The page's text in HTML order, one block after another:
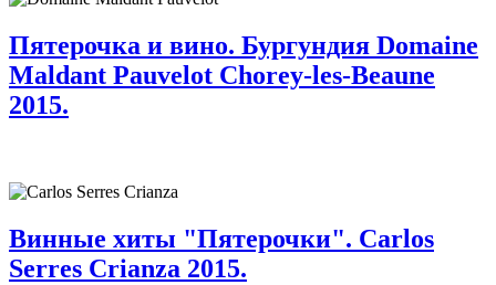
Пятерочка и вино. Бургундия Domaine
Maldant Pauvelot Chorey-les-Beaune
2015.
Винные хиты "Пятерочки". Carlos
Serres Crianza 2015.